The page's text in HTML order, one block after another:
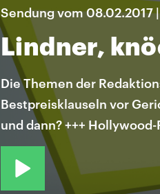
Sendung vom 08.02.2017
Lindner,
Die Themen der
Bestpreisklauseln vor
und dann? +++